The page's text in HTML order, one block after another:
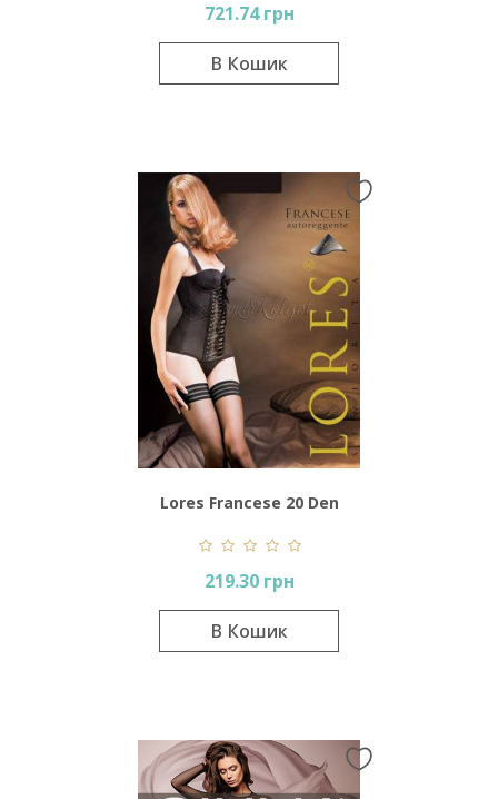
721.74 грн
В Кошик
Lores Francese 20 Den
219.30 грн
В Кошик